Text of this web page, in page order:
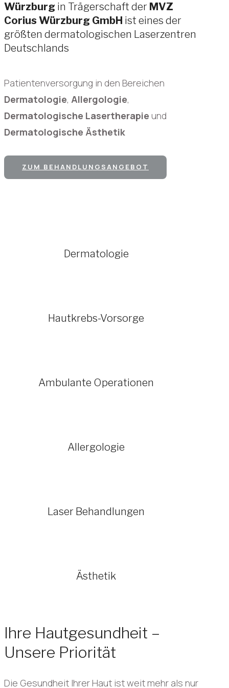
Würzburg in Trägerschaft der MVZ
Corius Würzburg GmbH ist eines der
größten dermatologischen Laserzentren
Deutschlands
Patientenversorgung in den Bereichen
Dermatologie, Allergologie,
Dermatologische Lasertherapie und
Dermatologische Ästhetik
ZUM BEHANDLUNGSANGEBOT
Dermatologie
Hautkrebs-Vorsorge
Ambulante Operationen
Allergologie
Laser Behandlungen
Ästhetik
Ihre Hautgesundheit –
Unsere Priorität
Die Gesundheit Ihrer Haut ist weit mehr als nur